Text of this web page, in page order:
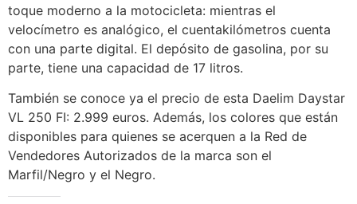
toque moderno a la motocicleta: mientras el
velocímetro es analógico, el cuentakilómetros cuenta
con una parte digital. El depósito de gasolina, por su
parte, tiene una capacidad de 17 litros.
También se conoce ya el precio de esta Daelim Daystar
VL 250 FI: 2.999 euros. Además, los colores que están
disponibles para quienes se acerquen a la Red de
Vendedores Autorizados de la marca son el
Marfil/Negro y el Negro.